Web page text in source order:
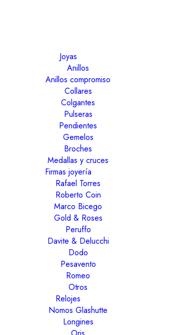
Joyas
Anillos
Anillos compromiso
Collares
Colgantes
Pulseras
Pendientes
Gemelos
Broches
Medallas y cruces
Firmas joyería
Rafael Torres
Roberto Coin
Marco Bicego
Gold & Roses
Peruffo
Davite & Delucchi
Dodo
Pesavento
Romeo
Otros
Relojes
Nomos Glashutte
Longines